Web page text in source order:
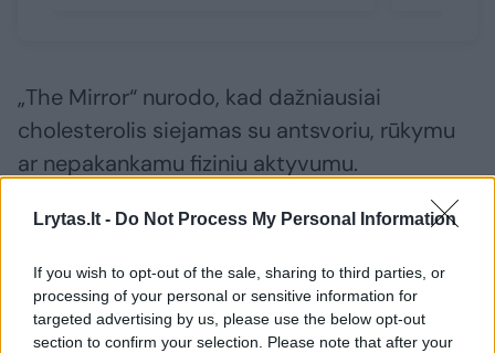
Lrytas.lt - Do Not Process My Personal Information
If you wish to opt-out of the sale, sharing to third parties, or
processing of your personal or sensitive information for
targeted advertising by us, please use the below opt-out
section to confirm your selection. Please note that after your
„The Mirror“ nurodo, kad dažniausiai
cholesterolis siejamas su antsvoriu, rūkymu
ar nepakankamu fiziniu aktyvumu.
žudiku, nes jis nepasireiškia jokiais
simptomais – jį parodo tik atliktas kraujo
tyrimas.